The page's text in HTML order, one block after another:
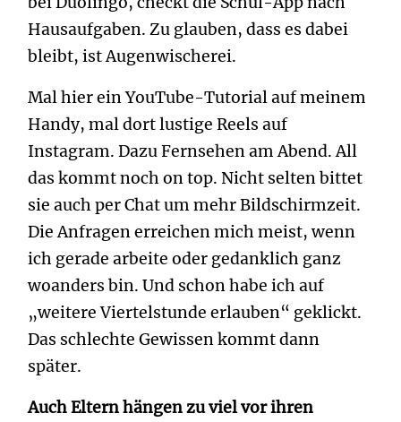
Hausaufgaben. Zu glauben, dass es dabei
bleibt, ist Augenwischerei.
Mal hier ein YouTube-Tutorial auf meinem
Handy, mal dort lustige Reels auf
Instagram. Dazu Fernsehen am Abend. All
das kommt noch on top. Nicht selten bittet
sie auch per Chat um mehr Bildschirmzeit.
Die Anfragen erreichen mich meist, wenn
ich gerade arbeite oder gedanklich ganz
woanders bin. Und schon habe ich auf
„weitere Viertelstunde erlauben“ geklickt.
Das schlechte Gewissen kommt dann
später.
Auch Eltern hängen zu viel vor ihren